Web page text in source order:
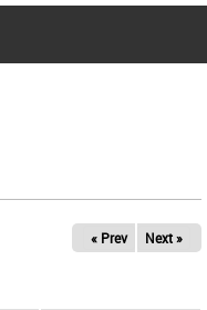
« Prev Next »